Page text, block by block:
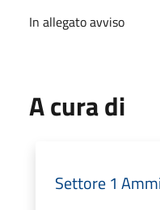
In allegato avviso
A cura di
Settore 1